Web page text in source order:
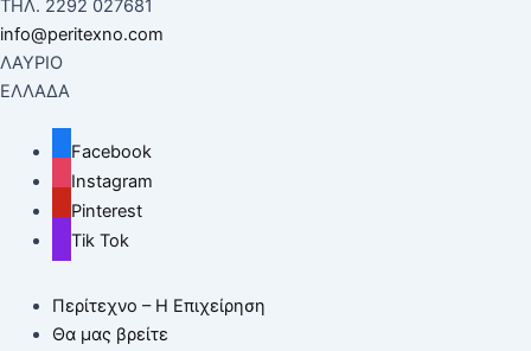
ΤΗΛ. 2292 027681
info@peritexno.com
ΛΑΥΡΙΟ
ΕΛΛΑΔΑ
Facebook
Instagram
Pinterest
Tik Tok
Περίτεχνο – Η Επιχείρηση
Θα μας βρείτε